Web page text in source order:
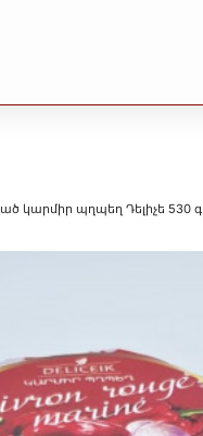
կարմիր պղպեղ Դելիչե 530 գ